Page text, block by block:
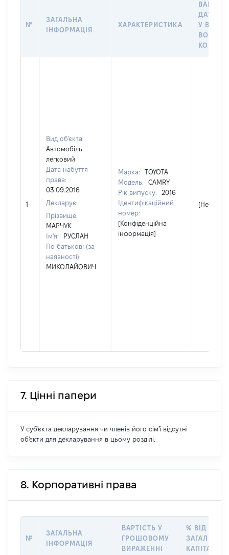
№
ЗАГАЛЬНА
ІНФОРМАЦІЯ
ХАРАКТЕРИСТИКА
ДАТУ
У
1
Вид об'єкта:
Автомобіль
легковий
Дата набуття
права:
03.09.2016
Декларує:
Прізвище:
МАРЧУК
Ім'я:
РУСЛАН
По батькові (за
наявності):
МИКОЛАЙОВИЧ
Марка:
TOYOTA
Модель:
CAMRY
Рік випуску:
2016
Ідентифікаційний
номер:
[Конфіденційна
інформація]
[Не
7. Цінні папери
У суб'єкта декларування чи членів його сім'ї відсутні
об'єкти для декларування в цьому розділі.
8. Корпоративні права
№
ЗАГАЛЬНА
ІНФОРМАЦІЯ
ВАРТІСТЬ У
ГРОШОВОМУ
ВИРАЖЕННІ
% ВІД
КАПІТАЛУ